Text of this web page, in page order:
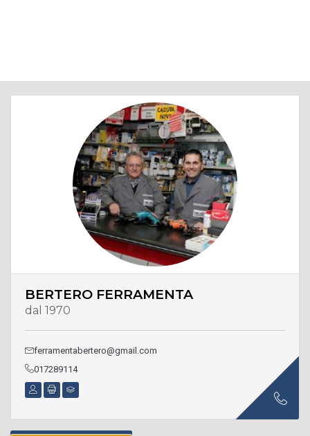
BERTERO FERRAMENTA
dal 1970
ferramentabertero@gmail.com
017289114